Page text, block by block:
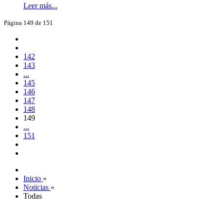
Leer más...
Página 149 de 151
142
143
...
145
146
147
148
149
...
151
Inicio »
Noticias »
Todas